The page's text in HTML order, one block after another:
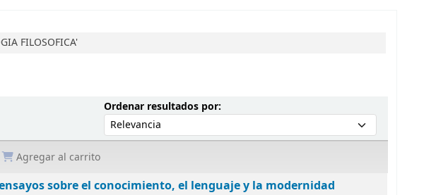
FILOSOFICA'
Ordenar resultados por:Ordenar por:
Agregar al carrito
sobre el conocimiento, el lenguaje y la modernidad